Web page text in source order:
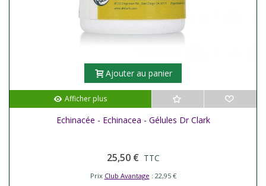
Ajouter au panier
Afficher plus
Echinacée - Echinacea - Gélules Dr Clark
25,50 € TTC
Prix Club Avantage : 22,95 €